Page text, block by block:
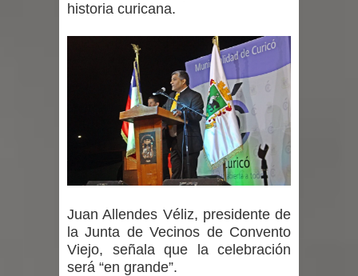
historia curicana.
Juan Allendes Véliz, presidente de
la Junta de Vecinos de Convento
Viejo, señala que la celebración
será “en grande”.